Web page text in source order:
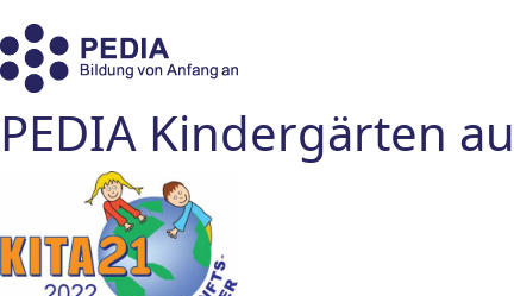
PEDIA Kindergärten